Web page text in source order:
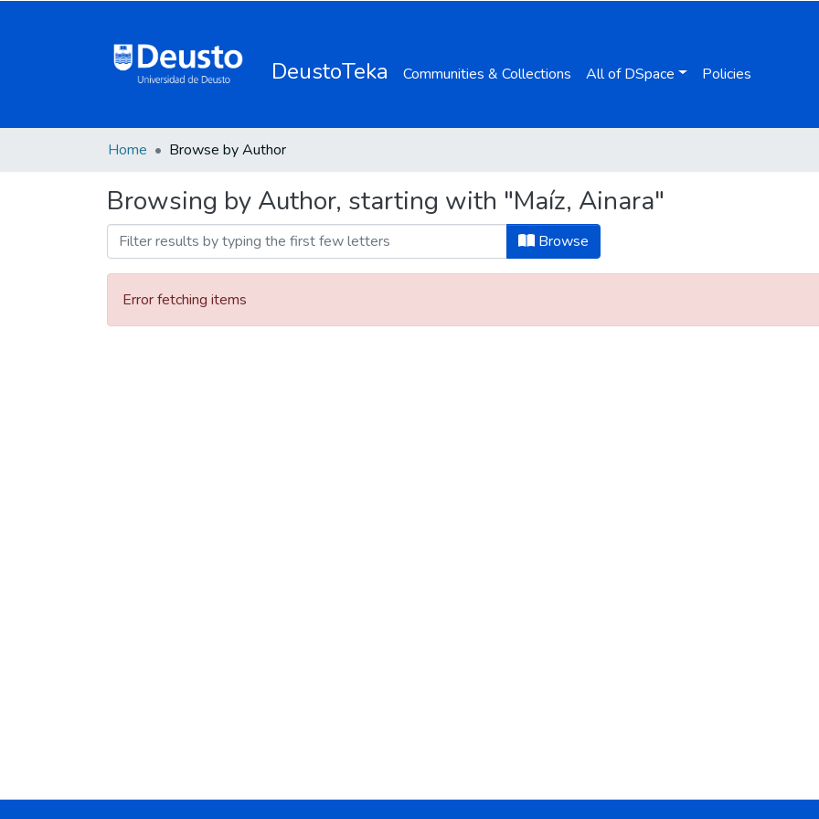
DeustoTeka Communities & Collections All of DSpace Policies
Home Browse by Author
Browsing by Author, starting with "Maíz, Ainara"
Browse
Error fetching items